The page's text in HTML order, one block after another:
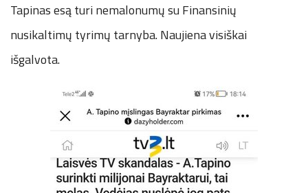
Tapinas esą turi nemalonumų su Finansinių
nusikaltimų tyrimų tarnyba. Naujiena visiškai
išgalvota.